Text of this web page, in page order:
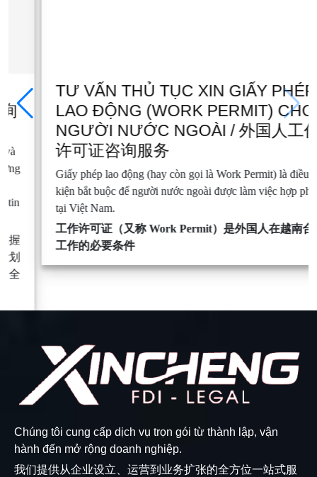
TƯ VẤN THỦ TỤC XIN GIẤY PHÉP
LAO ĐỘNG (WORK PERMIT) CHO
NGƯỜI NƯỚC NGOÀI / 外国人工作
许可证咨询服务
Giấy phép lao động (hay còn gọi là Work Permit) là điều
kiện bắt buộc để người nước ngoài được làm việc hợp pháp
tại Việt Nam.
工作许可证（又称 Work Permit）是外国人在越南合法
工作的必要条件
Chúng tôi cung cấp dịch vụ trọn gói từ thành lập, vận
hành đến mở rộng doanh nghiệp.
我们提供从企业设立、运营到业务扩张的全方位一站式服